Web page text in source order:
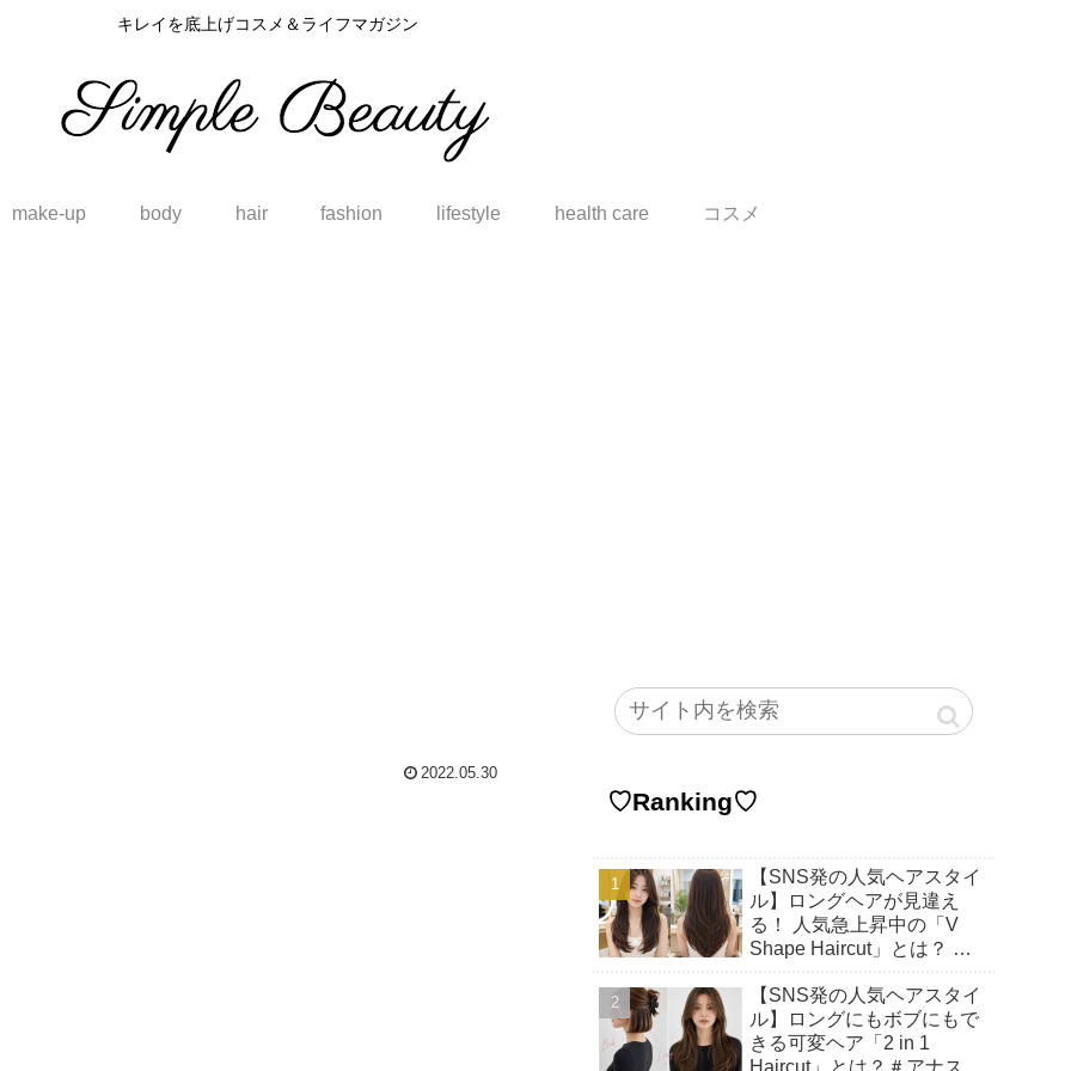
キレイを底上げコスメ＆ライフマガジン
make-up body hair fashion lifestyle health care コスメ
2022.05.30
♡Ranking♡
【SNS発の人気ヘアスタイ
ル】ロングヘアが見違え
る！ 人気急上昇中の「V
Shape Haircut」とは？ ア
由♡
【SNS発の人気ヘアスタイ
ル】ロングにもボブにもで
きる可変ヘア「2 in 1